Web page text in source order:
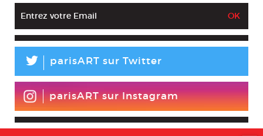
L parisART sur Twitter
parisART sur Instagram